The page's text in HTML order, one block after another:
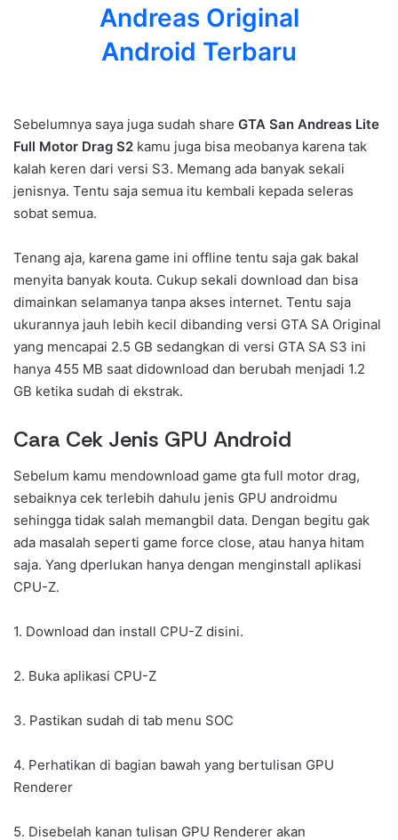
Andreas Original
Android Terbaru
Sebelumnya saya juga sudah share GTA San Andreas Lite
Full Motor Drag S2 kamu juga bisa meobanya karena tak
kalah keren dari versi S3. Memang ada banyak sekali
jenisnya. Tentu saja semua itu kembali kepada seleras
sobat semua.
Tenang aja, karena game ini offline tentu saja gak bakal
menyita banyak kouta. Cukup sekali download dan bisa
dimainkan selamanya tanpa akses internet. Tentu saja
ukurannya jauh lebih kecil dibanding versi GTA SA Original
yang mencapai 2.5 GB sedangkan di versi GTA SA S3 ini
hanya 455 MB saat didownload dan berubah menjadi 1.2
GB ketika sudah di ekstrak.
Cara Cek Jenis GPU Android
Sebelum kamu mendownload game gta full motor drag,
sebaiknya cek terlebih dahulu jenis GPU androidmu
sehingga tidak salah memangbil data. Dengan begitu gak
ada masalah seperti game force close, atau hanya hitam
saja. Yang dperlukan hanya dengan menginstall aplikasi
CPU-Z.
1. Download dan install CPU-Z disini.
2. Buka aplikasi CPU-Z
3. Pastikan sudah di tab menu SOC
4. Perhatikan di bagian bawah yang bertulisan GPU
Renderer
5. Disebelah kanan tulisan GPU Renderer akan